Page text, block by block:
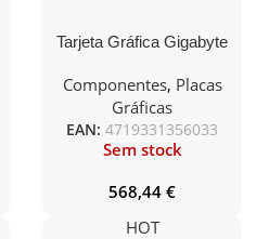
Tarjeta Gráfica Gigabyte
AERO OC/ 16GB
GDDR7
Componentes, Placas
Gráficas
EAN: 4719331356033
Sem stock
568,44 €
HOT